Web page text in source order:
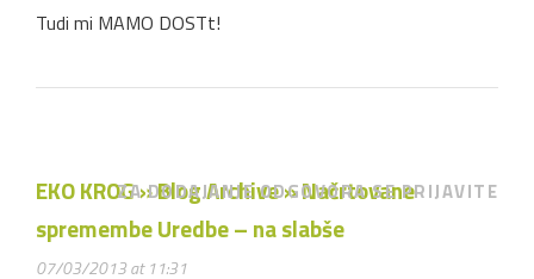
Tudi mi MAMO DOSTt!
EKO KROG » Blog Archive » Načrtovane
spremembe Uredbe – na slabše
07/03/2013 at 11:31
ZA DODAJANJE ODGOVORA SE PRIJAVITE